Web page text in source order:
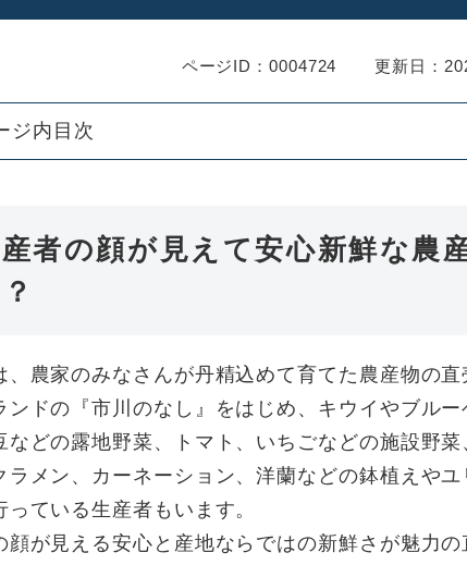
ページID：0004724 更新日：
ジ内目次
者の顔が見えて安心新鮮な農
、農家のみなさんが丹精込めて育てた農産物の直
ンドの『市川のなし』をはじめ、キウイやブル
などの露地野菜、トマト、いちごなどの施設野
ラメン、カーネーション、洋蘭などの鉢植えやユ
っている生産者もいます。
顔が見える安心と産地ならではの新鮮さが魅力